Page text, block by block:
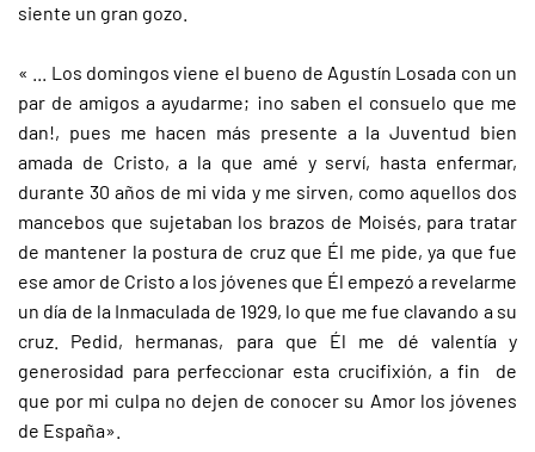
siente un gran gozo.
« ... Los domingos viene el bueno de Agustín Losada con un
par de amigos a ayudarme; ¡no saben el consuelo que me
dan!, pues me hacen más presente a la Juventud bien
amada de Cristo, a la que amé y serví, hasta enfermar,
durante 30 años de mi vida y me sirven, como aquellos dos
mancebos que sujetaban los brazos de Moisés, para tratar
de mantener la postura de cruz que Él me pide, ya que fue
ese amor de Cristo a los jóvenes que Él empezó a revelarme
un día de la Inmaculada de 1929, lo que me fue clavando a su
cruz. Pedid, hermanas, para que Él me dé valentía y
generosidad para perfeccionar esta crucifixión, a fin de
que por mi culpa no dejen de conocer su Amor los jóvenes
de España».